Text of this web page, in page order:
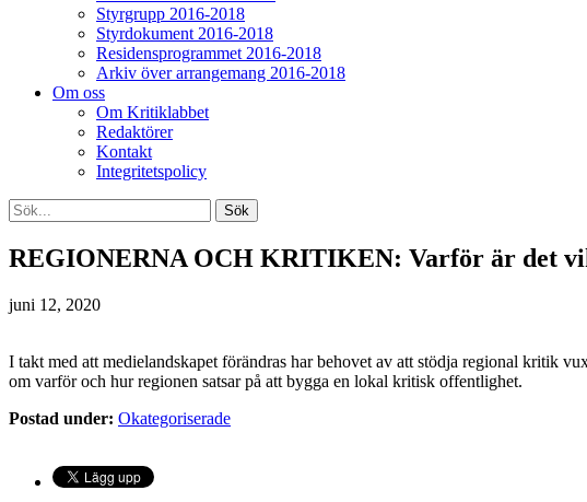
Styrgrupp 2016-2018
Styrdokument 2016-2018
Residensprogrammet 2016-2018
Arkiv över arrangemang 2016-2018
Om oss
Om Kritiklabbet
Redaktörer
Kontakt
Integritetspolicy
REGIONERNA OCH KRITIKEN: Varför är det
juni 12, 2020
I takt med att medielandskapet förändras har behovet av att stödja regional kritik
om varför och hur regionen satsar på att bygga en lokal kritisk offentlighet.
Postad under: Okategoriserade